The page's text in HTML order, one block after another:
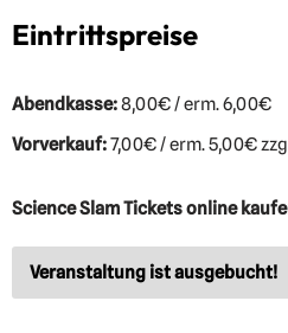
Eintrittspreise
Abendkasse:8,00€ / erm. 6,00€
Vorverkauf:7,00€ / erm. 5,00€
Science Slam Tickets online
Veranstaltung ist ausgebucht!